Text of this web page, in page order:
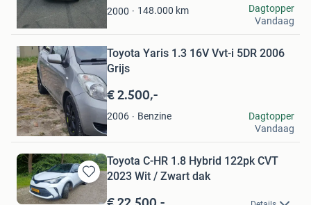
2000 148.000 km
MA
Vlaardingen
Dagtopper
Vandaag
in
Mijn
Favorieten
Toyota Yaris 1.3 16V Vvt-i 5DR 2006
Grijs
€ 2.500,-
2006 Benzine
Bassam Alahdal
Amstelveen
Dagtopper
Vandaag
Bewaren
in
Toyota C-HR 1.8 Hybrid 122pk CVT
2023 Wit / Zwart dak